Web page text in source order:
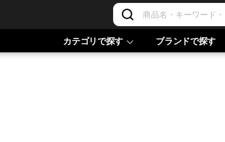
カテゴリで探す ブランドで探す